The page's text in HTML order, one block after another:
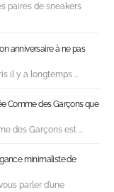
paires de sneakers
anniversaire à ne pas
il y a longtemps …
Comme des Garçons que
des Garçons est …
minimaliste de
parler d’une